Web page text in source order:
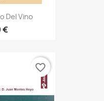
Del Vino
€
favorite_border